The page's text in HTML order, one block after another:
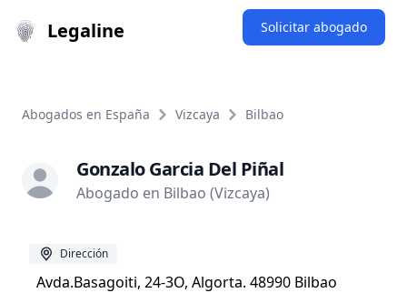
Legaline Solicitar abogado
Abogados en España Vizcaya Bilbao
Gonzalo Garcia Del Piñal
Abogado en Bilbao (Vizcaya)
Dirección
Avda.Basagoiti, 24-3O, Algorta. 48990 Bilbao